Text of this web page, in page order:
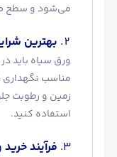
می‌شود و سطح
بهترین
ورق سیاه باید
مناسب
زمین و رطوبت
استفاده کنید.
فرآیند